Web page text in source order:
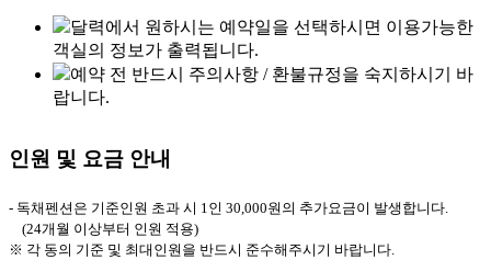
달력에서 원하시는 예약일을 선택하시면 이용가능한
객실의 정보가 출력됩니다.
예약 전 반드시 주의사항 / 환불규정을 숙지하시기 바
랍니다.
인원 및 요금 안내
- 독채펜션은 기준인원 초과 시 1인 30,000원의 추가요금이 발생합니다.
(24개월 이상부터 인원 적용)
※ 각 동의 기준 및 최대인원을 반드시 준수해주시기 바랍니다.